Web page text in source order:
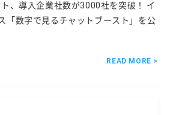
、導入企業社数が3000社を突破！ イ
「数字で見るチャットブースト」を公
READ MORE >